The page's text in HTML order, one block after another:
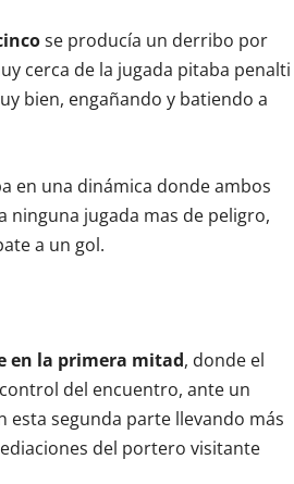
se producía un derribo por
cerca de la jugada pitaba penalti
bien, engañando y batiendo a
en una dinámica donde ambos
ninguna jugada mas de peligro,
a un gol.
en la primera mitad, donde el
del encuentro, ante un
esta segunda parte llevando más
del portero visitante